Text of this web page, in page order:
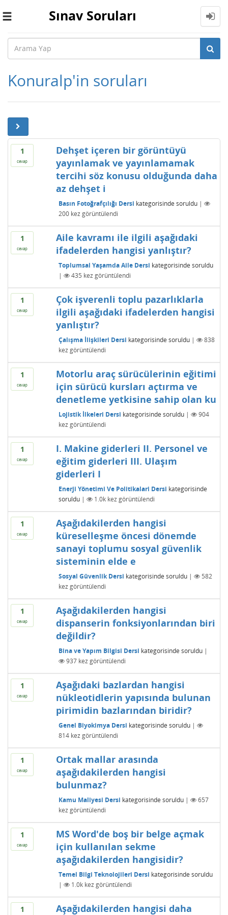
Toggle
Sınav Soruları
Konuralp'in soruları
1
cevap
Dehşet içeren bir görüntüyü
yayınlamak ve yayınlamamak
tercihi söz konusu olduğunda daha
az dehşet i
Basın Fotoğrafçılığı Dersi kategorisinde soruldu |
200kez görüntülendi
1
cevap
Aile kavramı ile ilgili aşağıdaki
ifadelerden hangisi yanlıştır?
Toplumsal Yaşamda Aile Dersi kategorisinde soruldu
|
435 kez görüntülendi
1
cevap
Çok işverenli toplu pazarlıklarla
ilgili aşağıdaki ifadelerden hangisi
yanlıştır?
Çalışma İlişkileri Dersi kategorisinde soruldu |
838
kez görüntülendi
1
cevap
Motorlu araç sürücülerinin eğitimi
için sürücü kursları açtırma ve
denetleme yetkisine sahip olan ku
Lojistik İlkeleri Dersi kategorisinde soruldu |
904
kez görüntülendi
1
cevap
I. Makine giderleri II. Personel ve
eğitim giderleri III. Ulaşım
giderleri I
Enerji Yönetimi Ve Politikalari Dersi kategorisinde
soruldu | 1.0kkez görüntülendi
1
cevap
Aşağıdakilerden hangisi
küreselleşme öncesi dönemde
sanayi toplumu sosyal güvenlik
sisteminin elde e
Sosyal Güvenlik Dersi kategorisinde soruldu |
582
kez görüntülendi
1
cevap
Aşağıdakilerden hangisi
dispanserin fonksiyonlarından biri
değildir?
Bina ve Yapım Bilgisi Dersi kategorisinde soruldu |
937kez görüntülendi
1
cevap
Aşağıdaki bazlardan hangisi
nükleotidlerin yapısında bulunan
pirimidin bazlarından biridir?
Genel Biyokimya Dersi kategorisinde soruldu |
814kez görüntülendi
1
cevap
Ortak mallar arasında
aşağıdakilerden hangisi
bulunmaz?
Kamu Maliyesi Dersi kategorisinde soruldu |
657
kez görüntülendi
1
cevap
MS Word'de boş bir belge açmak
için kullanılan sekme
aşağıdakilerden hangisidir?
Temel Bilgi Teknolojileri Dersi kategorisinde soruldu
|
1.0kkez görüntülendi
1 Aşağıdakilerden hangisi daha